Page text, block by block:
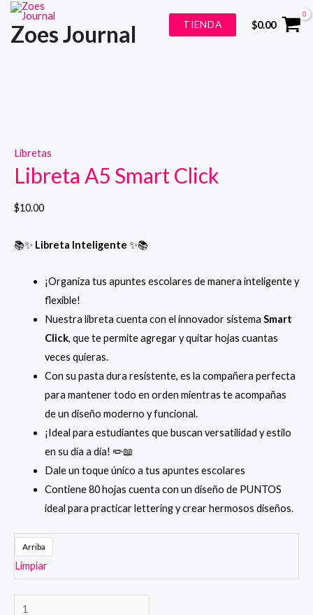
contenido
Zoes Journal TIENDA $0.00
Libretas
Libreta A5 Smart Click
$10.00
📚✨ Libreta Inteligente ✨📚
¡Organiza tus apuntes escolares de manera inteligente y
flexible!
Nuestra libreta cuenta con el innovador sistema Smart
Click, que te permite agregar y quitar hojas cuantas
veces quieras.
Con su pasta dura resistente, es la compañera perfecta
para mantener todo en orden mientras te acompañas
de un diseño moderno y funcional.
¡Ideal para estudiantes que buscan versatilidad y estilo
en su día a día! ✏️📖
Dale un toque único a tus apuntes escolares
Contiene 80 hojas cuenta con un diseño de PUNTOS
ideal para practicar lettering y crear hermosos diseños.
Arriba
Limpiar
Libreta